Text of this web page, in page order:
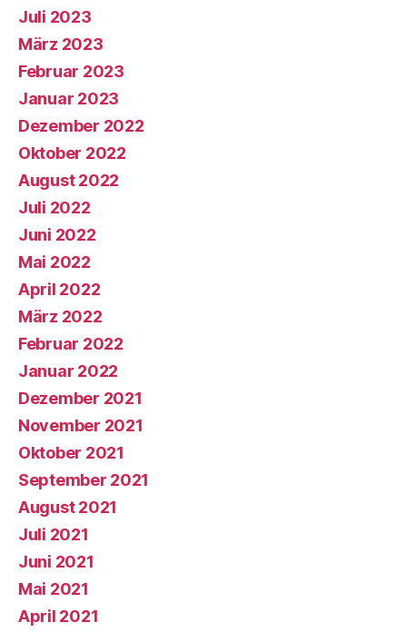
Juli 2023
März 2023
Februar 2023
Januar 2023
Dezember 2022
Oktober 2022
August 2022
Juli 2022
Juni 2022
Mai 2022
April 2022
März 2022
Februar 2022
Januar 2022
Dezember 2021
November 2021
Oktober 2021
September 2021
August 2021
Juli 2021
Juni 2021
Mai 2021
April 2021